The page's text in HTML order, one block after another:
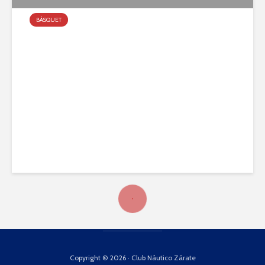
BÁSQUET
Copyright © 2026 · Club Náutico Zárate